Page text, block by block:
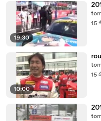
19:30
15
10:00
15